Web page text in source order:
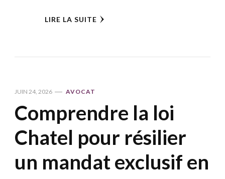
LIRE LA SUITE
JUIN 24, 2026 AVOCAT
Comprendre la loi
Chatel pour résilier
un mandat exclusif en